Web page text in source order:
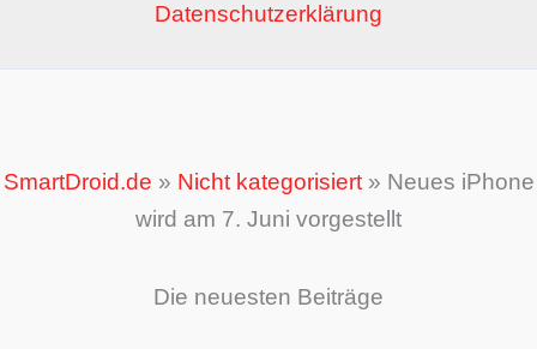
Datenschutzerklärung
SmartDroid.de » Nicht kategorisiert» Neues iPhone
wird am 7. Juni vorgestellt
Die neuesten Beiträge